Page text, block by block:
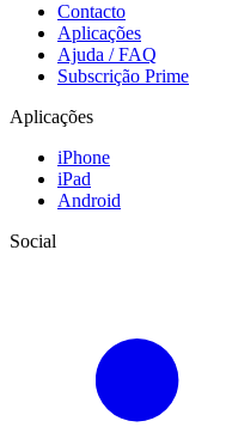
Contacto
Aplicações
Ajuda / FAQ
Subscrição Prime
Aplicações
iPhone
iPad
Android
Social